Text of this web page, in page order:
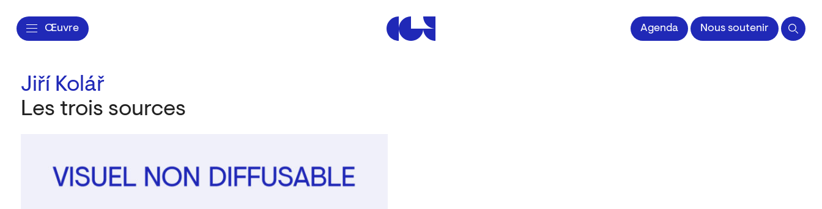
Œuvre Centre de la Gravure et de l'Image impriméeAgenda Nous soutenir
Jiří Kolář
Les trois sources